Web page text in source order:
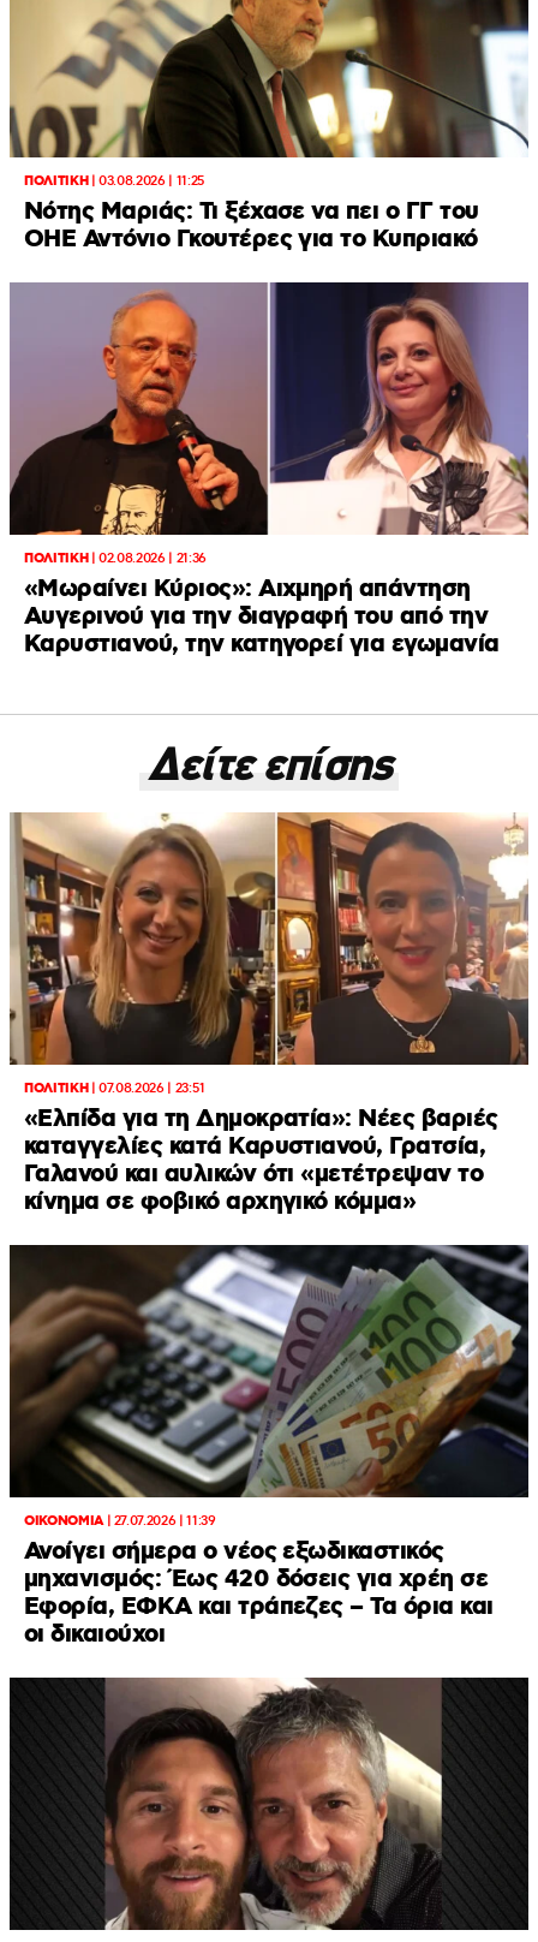
ΠΟΛΙΤΙΚΗ|03.08.2026 | 11:25
Νότης Μαριάς: Τι ξέχασε να πει ο ΓΓ του
ΟΗΕ Αντόνιο Γκουτέρες για το Κυπριακό
ΠΟΛΙΤΙΚΗ|02.08.2026 | 21:36
«Μωραίνει Κύριος»: Αιχμηρή απάντηση
Αυγερινού για την διαγραφή του από την
Καρυστιανού, την κατηγορεί για εγωμανία
Δείτε επίσης
ΠΟΛΙΤΙΚΗ|07.08.2026 | 23:51
«Ελπίδα για τη Δημοκρατία»: Νέες βαριές
καταγγελίες κατά Καρυστιανού, Γρατσία,
Γαλανού και αυλικών ότι «μετέτρεψαν το
κίνημα σε φοβικό αρχηγικό κόμμα»
ΟΙΚΟΝΟΜΙΑ| 27.07.2026 | 11:39
Ανοίγει σήμερα ο νέος εξωδικαστικός
μηχανισμός: Έως 420 δόσεις για χρέη σε
Εφορία, ΕΦΚΑ και τράπεζες – Τα όρια και
οι δικαιούχοι